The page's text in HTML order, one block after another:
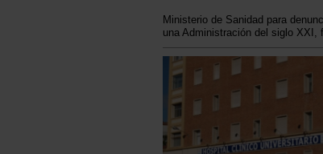
Ministerio de Sanidad para
una Administración del siglo XXI,